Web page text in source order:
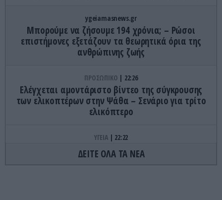
ygeiamasnews.gr
Μπορούμε να ζήσουμε 194 χρόνια; – Ρώσοι
επιστήμονες εξετάζουν τα θεωρητικά όρια της
ανθρώπινης ζωής
ΠΡΟΣΩΠΙΚΟ 22:26
Ελέγχεται αμοντάριστο βίντεο της σύγκρουσης
των ελικοπτέρων στην Ψάθα – Σενάριο για τρίτο
ελικόπτερο
ΥΓΕΙΑ 22:22
Υπόθεση Α.Φάουτσι: «Ιδιωτικά έλεγε ότι ο Covid-
19 ήταν κατασκευασμένος – 100 φορές μπορούσε
ΔΕΙΤΕ ΟΛΑ ΤΑ ΝΕΑ